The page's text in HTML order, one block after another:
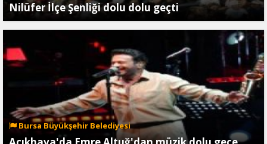
Nilüfer İlçe Şenliği dolu dolu geçti
Bursa Büyükşehir Belediyesi